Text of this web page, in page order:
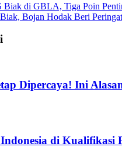
Biak di GBLA, Tiga Poin
Bojan Hodak Beri
Dipercaya! Ini
di Kualifikasi